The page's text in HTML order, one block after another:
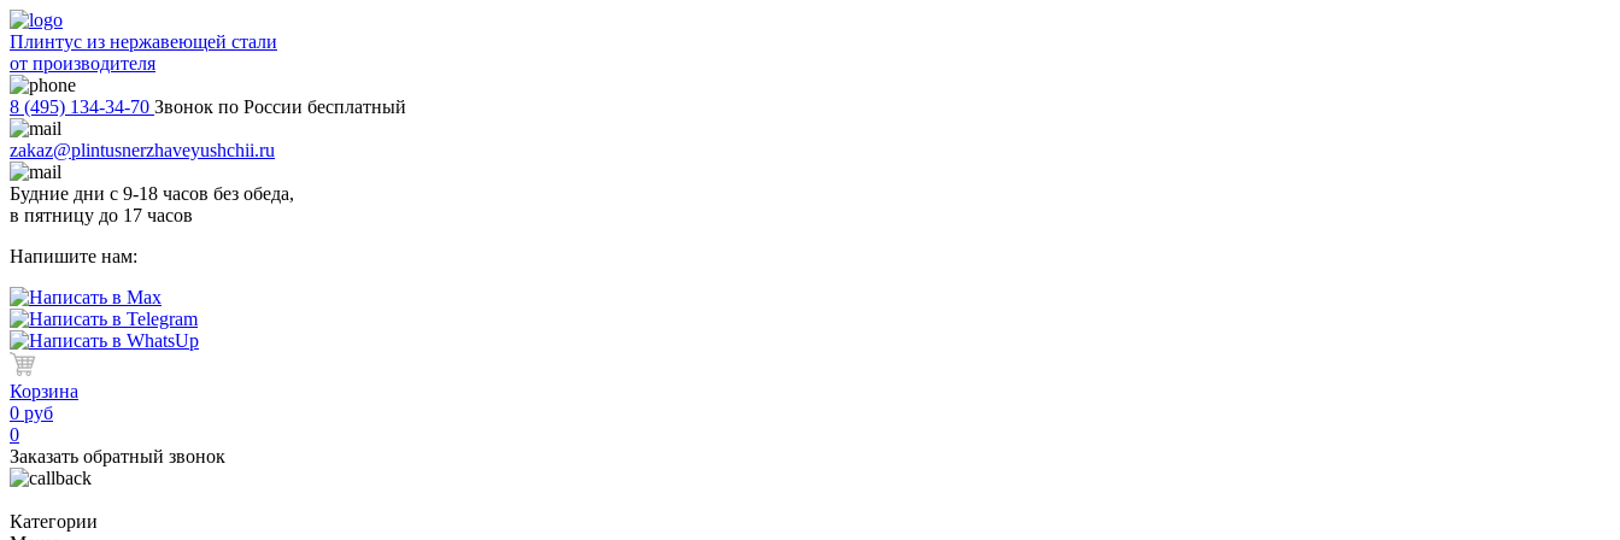
Плинтус из нержавеющей стали
от производителя
8 (495) 134-34-70 Звонок по России бесплатный
zakaz@plintusnerzhaveyushchii.ru
Будние дни с 9-18 часов без обеда,
в пятницу до 17 часов
Напишите нам:
Корзина
0 руб
0
Заказать обратный звонок
Категории